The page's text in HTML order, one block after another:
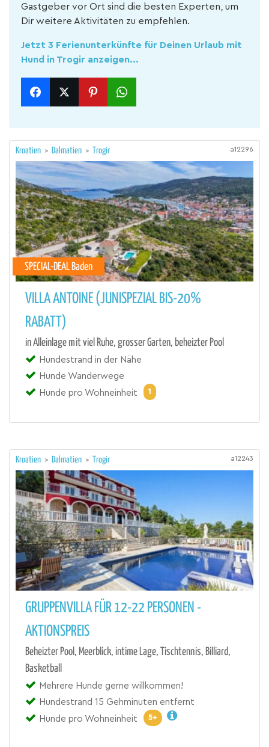
Gastgeber vor Ort sind die besten Experten, um
Dir weitere Aktivitäten zu empfehlen.
Jetzt 3 Ferienunterkünfte für Deinen Urlaub mit
Hund in Trogir anzeigen...
Kroatien > Dalmatien > Trogir a12296
SPECIAL-DEAL Baden
VILLA ANTOINE (JUNISPEZIAL BIS-20%
RABATT)
in Alleinlage mit viel Ruhe, grosser Garten, beheizter Pool
Hundestrand in der Nähe
Hunde Wanderwege
Hunde pro Wohneinheit
1
Kroatien > Dalmatien > Trogir a12243
GRUPPENVILLA FÜR 12-22 PERSONEN -
AKTIONSPREIS
Beheizter Pool, Meerblick, intime Lage, Tischtennis, Billiard,
Basketball
Mehrere Hunde gerne willkommen!
Hundestrand 15 Gehminuten entfernt
Hunde pro Wohneinheit
5+